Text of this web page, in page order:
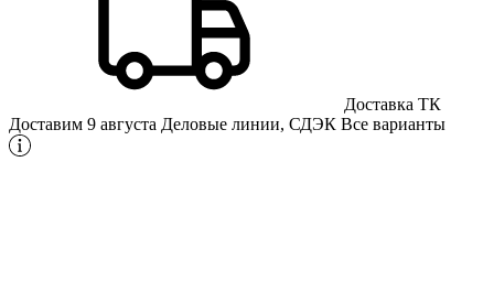
Доставка ТК
Доставим 9 августа Деловые линии, СДЭК Все варианты